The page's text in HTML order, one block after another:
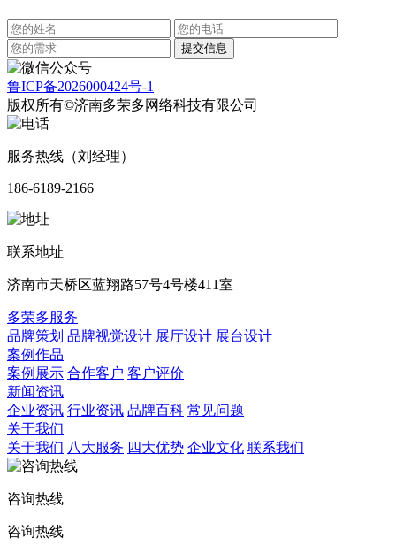
鲁ICP备2026000424号-1
版权所有©济南多荣多网络科技有限公司
服务热线（刘经理）
186-6189-2166
联系地址
济南市天桥区蓝翔路57号4号楼411室
多荣多服务
品牌策划 品牌视觉设计 展厅设计 展台设计
案例作品
案例展示 合作客户 客户评价
新闻资讯
企业资讯 行业资讯 品牌百科 常见问题
关于我们
关于我们 八大服务 四大优势 企业文化 联系我们
咨询热线
咨询热线